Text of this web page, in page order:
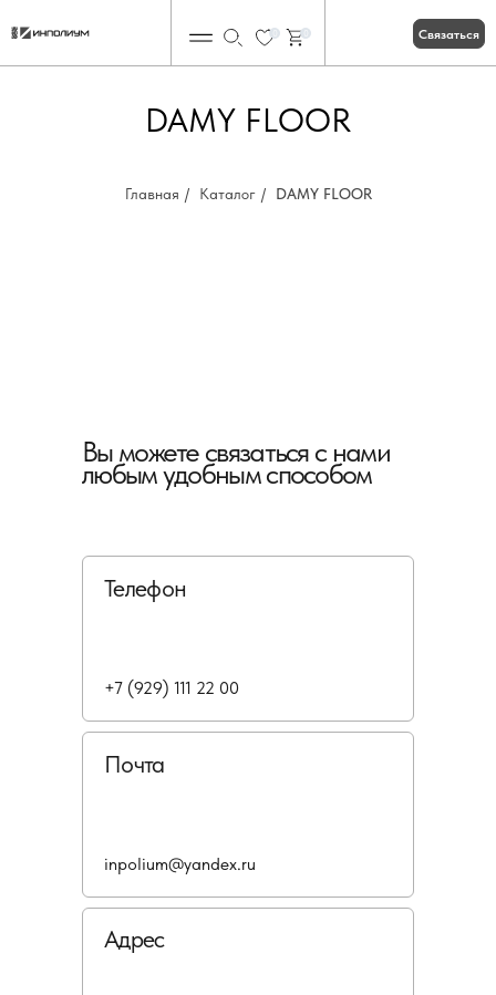
Связаться
DAMY FLOOR
Главная / Каталог / DAMY FLOOR
Вы можете связаться с нами
любым удобным способом
Телефон
Почта
Адрес
+7 (929) 111 22 00
inpolium@yandex.ru